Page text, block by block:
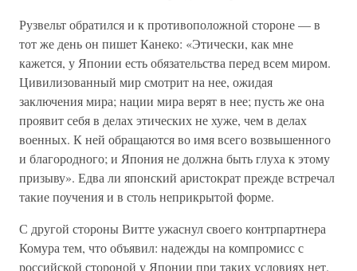
Рузвельт обратился и к противоположной стороне — в
тот же день он пишет Канеко: «Этически, как мне
кажется, у Японии есть обязательства перед всем миром.
Цивилизованный мир смотрит на нее, ожидая
заключения мира; нации мира верят в нее; пусть же она
проявит себя в делах этических не хуже, чем в делах
военных. К ней обращаются во имя всего возвышенного
и благородного; и Япония не должна быть глуха к этому
призыву». Едва ли японский аристократ прежде встречал
такие поучения и в столь неприкрытой форме.
С другой стороны Витте ужаснул своего контрпартнера
Комура тем, что объявил: надежды на компромисс с
российской стороной у Японии при таких условиях нет.